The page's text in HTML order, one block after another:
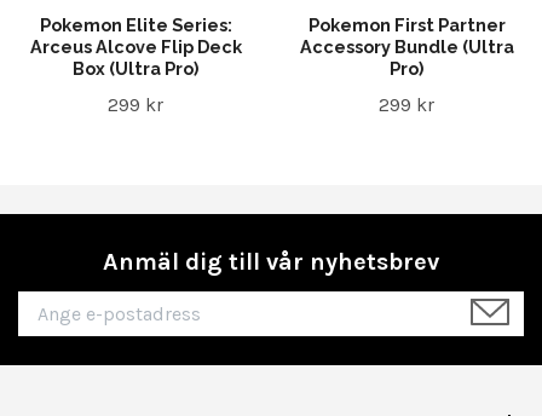
Pokemon Elite Series:
Arceus Alcove Flip Deck
Box (Ultra Pro)
299 kr
Pokemon First Partner
Accessory Bundle (Ultra
Pro)
299 kr
Anmäl dig till vår nyhetsbrev